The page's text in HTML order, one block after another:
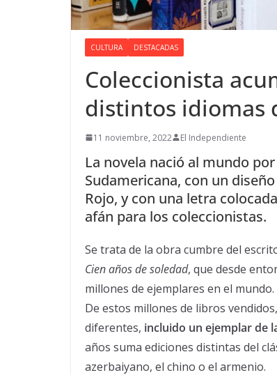
CULTURA DESTACADAS
Coleccionista
distintos idiomas
11 noviembre, 2022 El Independiente
La novela nació al mundo
Sudamericana, con un
Rojo, y con una letra
afán para los coleccionistas.
Se trata de la obra cumbre del
Cien años de soledad, que desde
millones de ejemplares en el mundo.
De estos millones de libros
diferentes, incluido un ejemplar de
años suma ediciones distintas del
azerbaiyano, el chino o el armenio.